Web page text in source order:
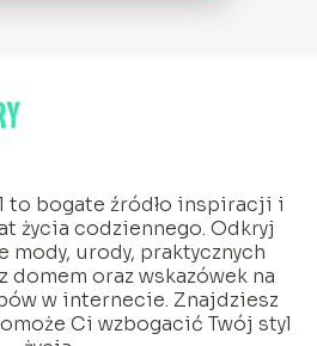
to bogate źródło inspiracji i
życia codziennego. Odkryj
mody, urody, praktycznych
domem oraz wskazówek na
w internecie. Znajdziesz
Ci wzbogacić Twój styl